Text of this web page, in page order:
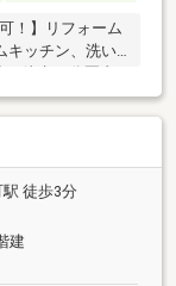
！】リフォーム
キッチン、洗い
徒歩10分圏内
徒歩3分
建